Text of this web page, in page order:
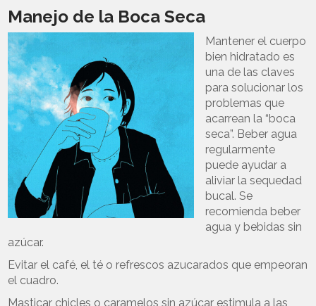
Manejo de la Boca Seca
Mantener el cuerpo
bien hidratado es
una de las claves
para solucionar los
problemas que
acarrean la “boca
seca”. Beber agua
regularmente
puede ayudar a
aliviar la sequedad
bucal. Se
recomienda beber
agua y bebidas sin
azúcar.
Evitar el café, el té o refrescos azucarados que empeoran
el cuadro.
Masticar chicles o caramelos sin azúcar estimula a las